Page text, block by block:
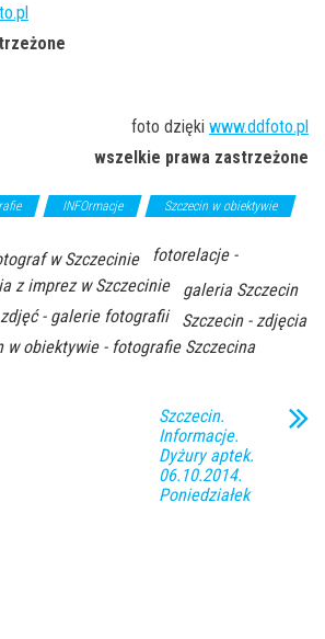
foto dzięki www.ddfoto.pl
wszelkie prawa zastrzeżone
INFOrmacje Szczecin w obiektywie
w Szczecinie
fotorelacje -
z imprez w Szczecinie
galeria Szczecin
- galerie fotografii
Szczecin - zdjęcia
w obiektywie - fotografie Szczecina
Szczecin.
Informacje.
Dyżury aptek.
06.10.2014.
Poniedziałek